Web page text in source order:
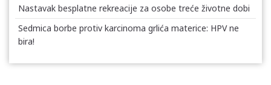
Nastavak besplatne rekreacije za osobe treće životne dobi
Sedmica borbe protiv karcinoma grlića materice: HPV ne
bira!